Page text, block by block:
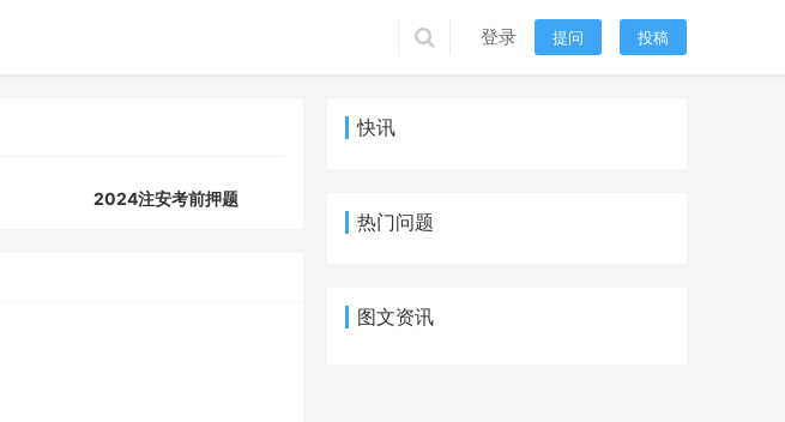
登录 提问 投稿
2024注安考前押题
快讯
热门问题
图文资讯